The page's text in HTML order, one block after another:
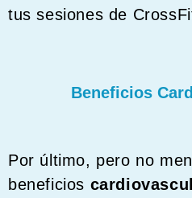
tus sesiones de
Beneficios
Por último, pero no
beneficios